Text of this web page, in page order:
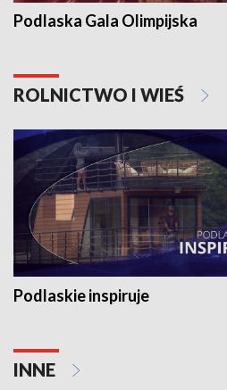
Podlaska Gala Olimpijska
ROLNICTWO I WIEŚ
Podlaskie inspiruje
INNE